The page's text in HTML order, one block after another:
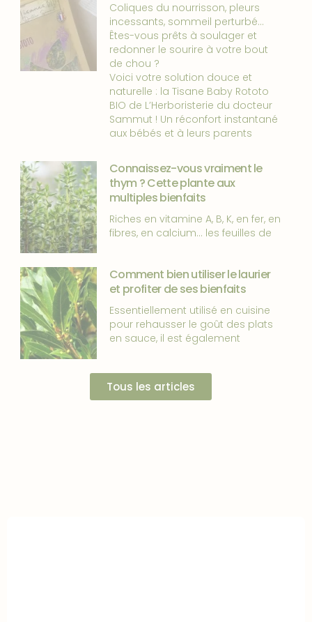
Coliques du nourrisson, pleurs
incessants, sommeil perturbé…
Êtes-vous prêts à soulager et
redonner le sourire à votre bout
de chou ?
Voici votre solution douce et
naturelle : la Tisane Baby Rototo
BIO de L’Herboristerie du docteur
Sammut ! Un réconfort instantané
aux bébés et à leurs parents
Connaissez-vous vraiment le
thym ? Cette plante aux
multiples bienfaits
Riches en vitamine A, B, K, en fer, en
fibres, en calcium… les feuilles de
Comment bien utiliser le laurier
et profiter de ses bienfaits
Essentiellement utilisé en cuisine
pour rehausser le goût des plats
en sauce, il est également
Tous les articles